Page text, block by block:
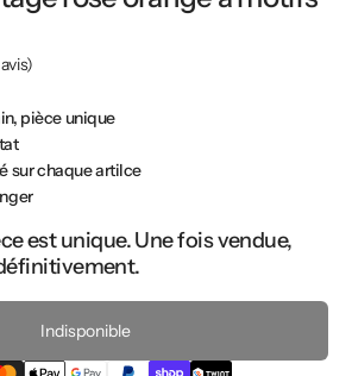
pièce unique
sur chaque artilce
est unique. Une fois vendue,
Indisponible